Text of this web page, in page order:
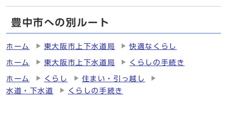
豊中市への別ルート
ホーム 東大阪市上下水道局 快適なくらし
ホーム 東大阪市上下水道局 くらしの手続き
ホーム くらし
住まい・引っ越し
水道・下水道
くらしの手続き